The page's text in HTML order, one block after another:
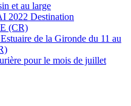
et au large
2022 Destination
(CR)
de la Gironde du 11 au
pour le mois de juillet